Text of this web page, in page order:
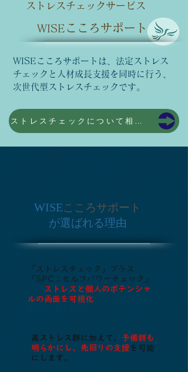
ストレスチェックサービス
WISE こころサポート
WISEこころサポートは、法定ストレス
チェックと人材成長支援を同時に行う、
次世代型ストレスチェックです。
WISEこころサポート
が選ばれる理由
「 ストレスチェック」プラス
「SPC：セルフパワーチェック」
ストレスと個人のポテンシャ
ルの両面を可視化
高ストレス群に加えて、 予備群も
明らかにし、先回りの支援を可能
にします。